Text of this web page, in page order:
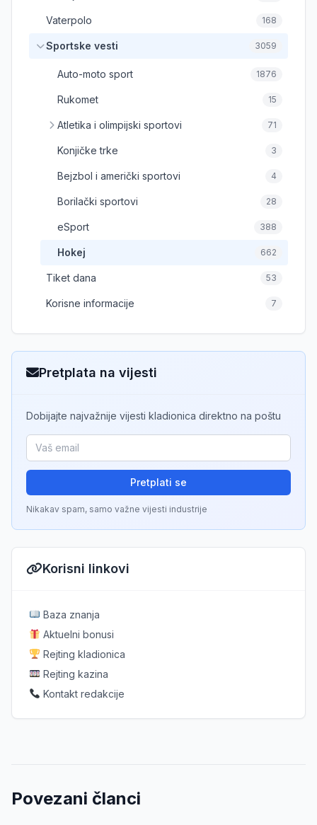
Vaterpolo 168
Sportske vesti 3059
Auto-moto sport 1876
Rukomet 15
Atletika i olimpijski sportovi 71
Konjičke trke 3
Bejzbol i američki sportovi 4
Borilački sportovi 28
eSport 388
Hokej 662
Tiket dana 53
Korisne informacije 7
Pretplata na vijesti
Dobijajte najvažnije vijesti kladionica direktno na poštu
Pretplati se
Nikakav spam, samo važne vijesti industrije
Korisni linkovi
Baza znanja
Aktuelni bonusi
Rejting kladionica
Rejting kazina
Kontakt redakcije
Povezani članci